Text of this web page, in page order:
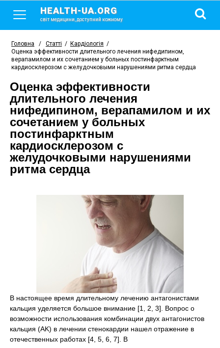
HEALTH-UA.ORG
світ медицини, доступний кожному
Головна / Статті / Кардіологія /
Оценка эффективности длительного лечения нифедипином,
верапамилом и их сочетанием у больных постинфарктным
кардиосклерозом с желудочковыми нарушениями ритма сердца
Оценка эффективности
длительного лечения
нифедипином, верапамилом и их
сочетанием у больных
постинфарктным
кардиосклерозом с
желудочковыми нарушениями
ритма сердца
В настоящее время длительному лечению антагонистами
кальция уделяется большое внимание [1, 2, 3]. Вопрос о
возможности использования комбинации двух антагонистов
кальция (AK) в лечении стенокардии нашел отражение в
отечественных работах [4, 5, 6, 7]. В